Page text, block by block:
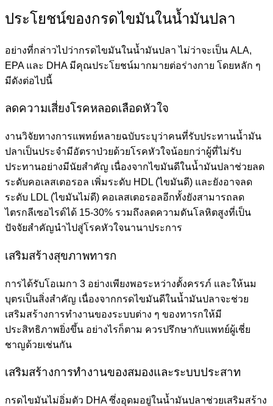
ประโยชน์ของกรดไขมันในน้ำมันปลา
อย่างที่กล่าวไปว่ากรดไขมันในน้ำมันปลา ไม่ว่าจะเป็น ALA,
EPA และ DHA มีคุณประโยชน์มากมายต่อร่างกาย โดยหลัก ๆ
มีดังต่อไปนี้
ลดความเสี่ยงโรคหลอดเลือดหัวใจ
งานวิจัยทางการแพทย์หลายฉบับระบุว่าคนที่รับประทานน้ำมัน
ปลาเป็นประจำมีอัตราป่วยด้วยโรคหัวใจน้อยกว่าผู้ที่ไม่รับ
ประทานอย่างมีนัยสำคัญ เนื่องจากไขมันดีในน้ำมันปลาช่วยลด
ระดับคอเลสเตอรอล เพิ่มระดับ HDL (ไขมันดี) และยังอาจลด
ระดับ LDL (ไขมันไม่ดี) คอเลสเตอรอลอีกทั้งยังสามารถลด
ไตรกลีเซอไรด์ได้ 15-30% รวมถึงลดความดันโลหิตสูงที่เป็น
ปัจจัยสำคัญนำไปสู่โรคหัวใจนานาประการ
เสริมสร้างสุขภาพทารก
การได้รับโอเมกา 3 อย่างเพียงพอระหว่างตั้งครรภ์ และให้นม
บุตรเป็นสิ่งสำคัญ เนื่องจากกรดไขมันดีในน้ำมันปลาจะช่วย
เสริมสร้างการทำงานของระบบต่าง ๆ ของทารกให้มี
ประสิทธิภาพยิ่งขึ้น อย่างไรก็ตาม ควรปรึกษากับแพทย์ผู้เชี่ย
ชาญด้วยเช่นกัน
เสริมสร้างการทำงานของสมองและระบบประสาท
กรดไขมันไม่อิ่มตัว DHA ซึ่งอุดมอยู่ในน้ำมันปลาช่วยเสริมสร้าง